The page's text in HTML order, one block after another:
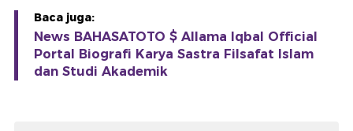
Baca juga:
News BAHASATOTO $ Allama Iqbal Official
Portal Biografi Karya Sastra Filsafat Islam
dan Studi Akademik